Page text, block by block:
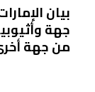
بيان
جهة
من جهة